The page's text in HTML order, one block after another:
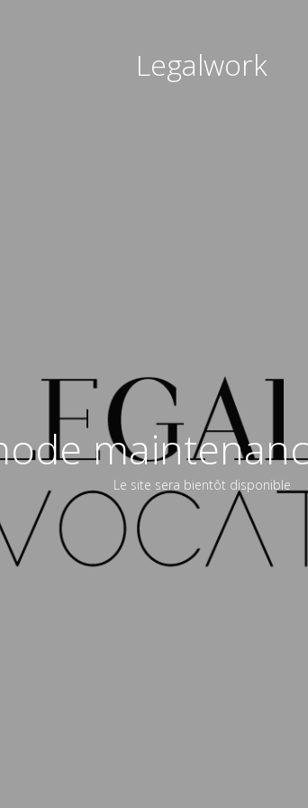
Legalwork
Le site sera bientôt disponible